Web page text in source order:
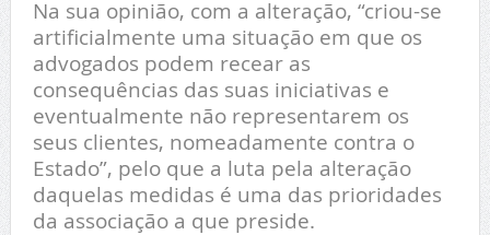
Na sua opinião, com a alteração, “criou-se
artificialmente uma situação em que os
advogados podem recear as
consequências das suas iniciativas e
eventualmente não representarem os
seus clientes, nomeadamente contra o
Estado”, pelo que a luta pela alteração
daquelas medidas é uma das prioridades
da associação a que preside.